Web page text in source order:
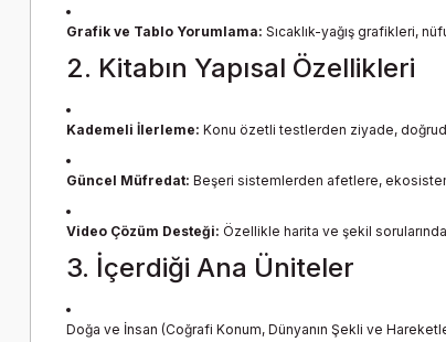
Grafik ve Tablo Yorumlama: Sıcaklık-yağış grafikleri,
2. Kitabın Yapısal Özellikleri
Kademeli İlerleme: Konu özetli testlerden ziyade,
Güncel Müfredat: Beşeri sistemlerden afetlere,
Video Çözüm Desteği: Özellikle harita ve şekil
3. İçerdiği Ana Üniteler
Doğa ve İnsan (Coğrafi Konum, Dünyanın Şekli ve